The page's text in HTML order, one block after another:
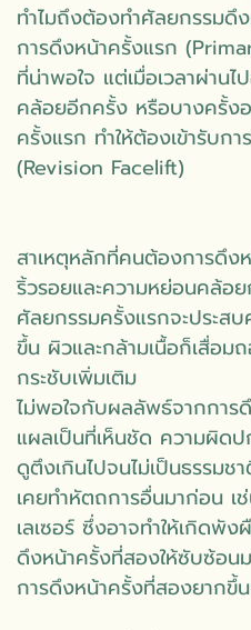
ทำไมถึงต้องทำศัลยกรรมดึ
การดึงหน้าครั้งแรก
ที่น่าพอใจ แต่เมื่อเวลาผ่าน
คล้อยอีกครั้ง หรือบางครั้ง
ครั้งแรก ทำให้ต้องเข้ารับก
(Revision Facelift)
สาเหตุหลักที่คนต้องการดึง
ริ้วรอยและความหย่อนคล้อ
ศัลยกรรมครั้งแรกจะประสบ
ขึ้น ผิวและกล้ามเนื้อก็เสื่อม
กระชับเพิ่มเติม
ไม่พอใจกับผลลัพธ์จากการ
แผลเป็นที่เห็นชัด ความผิด
ดูตึงเกินไปจนไม่เป็นธรรมช
เคยทำหัตถการอื่นมาก่อน เ
เลเซอร์ ซึ่งอาจทำให้เกิดพั
ดึงหน้าครั้งที่สองให้ซับซ้อน
การดึงหน้าครั้งที่สองยากขึ้